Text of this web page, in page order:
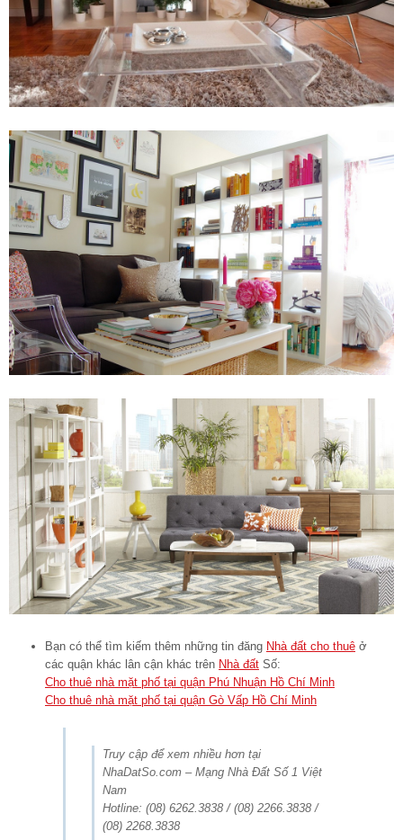
Bạn có thể tìm kiếm thêm những tin đăng Nhà đất cho thuê ở
các quận khác lân cận khác trên Nhà đất Số:
Cho thuê nhà mặt phố tại quận Phú Nhuận Hồ Chí Minh
Cho thuê nhà mặt phố tại quận Gò Vấp Hồ Chí Minh
Truy cập để xem nhiều hơn tại
NhaDatSo.com – Mạng Nhà Đất Số 1 Việt
Nam
Hotline: (08) 6262.3838 / (08) 2266.3838 /
(08) 2268.3838